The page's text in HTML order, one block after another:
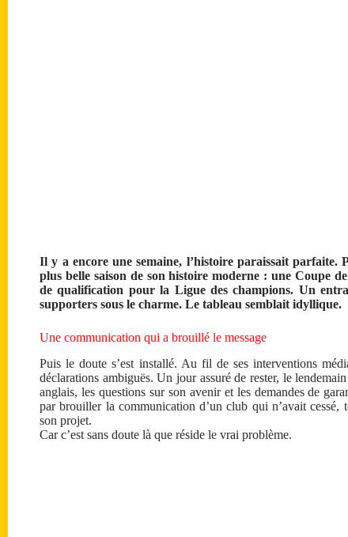
Il y a encore une semaine, l’histoire paraissait
plus belle saison de son histoire moderne : une Coupe
de qualification pour la Ligue des champions. Un
supporters sous le charme. Le tableau semblait idyllique.
Une communication qui a brouillé le message
Puis le doute s’est installé. Au fil de ses interventions
déclarations ambiguës. Un jour assuré de rester, le
anglais, les questions sur son avenir et les demandes de
par brouiller la communication d’un club qui n’avait cessé,
son projet.
Car c’est sans doute là que réside le vrai problème.